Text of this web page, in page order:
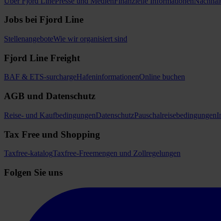
Jobs bei Fjord Line
StellenangeboteWie wir organisiert sind
Fjord Line Freight
BAF & ETS-surchargeHafeninformationenOnline buchen
AGB und Datenschutz
Reise- und KaufbedingungenDatenschutzPauschalreisebedingungen
Tax Free und Shopping
Taxfree-katalogTaxfree-Freemengen und Zollregelungen
Folgen Sie uns